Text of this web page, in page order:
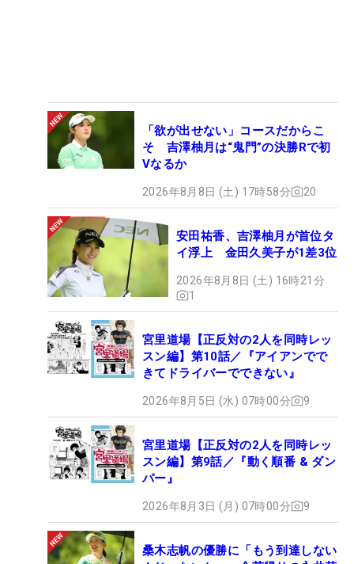
「欲が出せない」コースだからこ
そ 吉澤柚月は“鬼門”の決勝Rで初
Vなるか
2026年8月8日 (土) 17時58分 20
安田祐香、吉澤柚月が首位タ
イ浮上 金田久美子が1差3位
2026年8月8日 (土) 16時21分
1
宮里道場【正反対の2人を同時レッ
スン編】第10話／『アイアンでで
きてドライバーでできない』
2026年8月5日 (水) 07時00分 9
宮里道場【正反対の2人を同時レッ
スン編】第9話／『動く順番 & ダン
パー』
2026年8月3日 (月) 07時00分 9
桑木志帆の優勝に「もう到達しない